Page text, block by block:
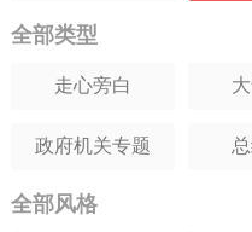
越南语
全部类型
走心旁白
政府机关专题
党建工作专题
全部风格